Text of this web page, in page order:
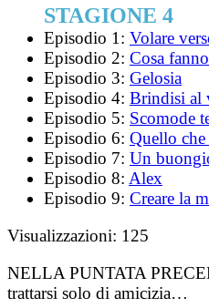
STAGIONE 4
Episodio 1: Volare
Episodio 2: Cosa
Episodio 3: Gelosia
Episodio 4: Brindisi al
Episodio 5: Scomode
Episodio 6: Quello
Episodio 7: Un
Episodio 8: Alex
Episodio 9: Creare la
Visualizzazioni: 125
NELLA PUNTATA
trattarsi solo di amicizia…